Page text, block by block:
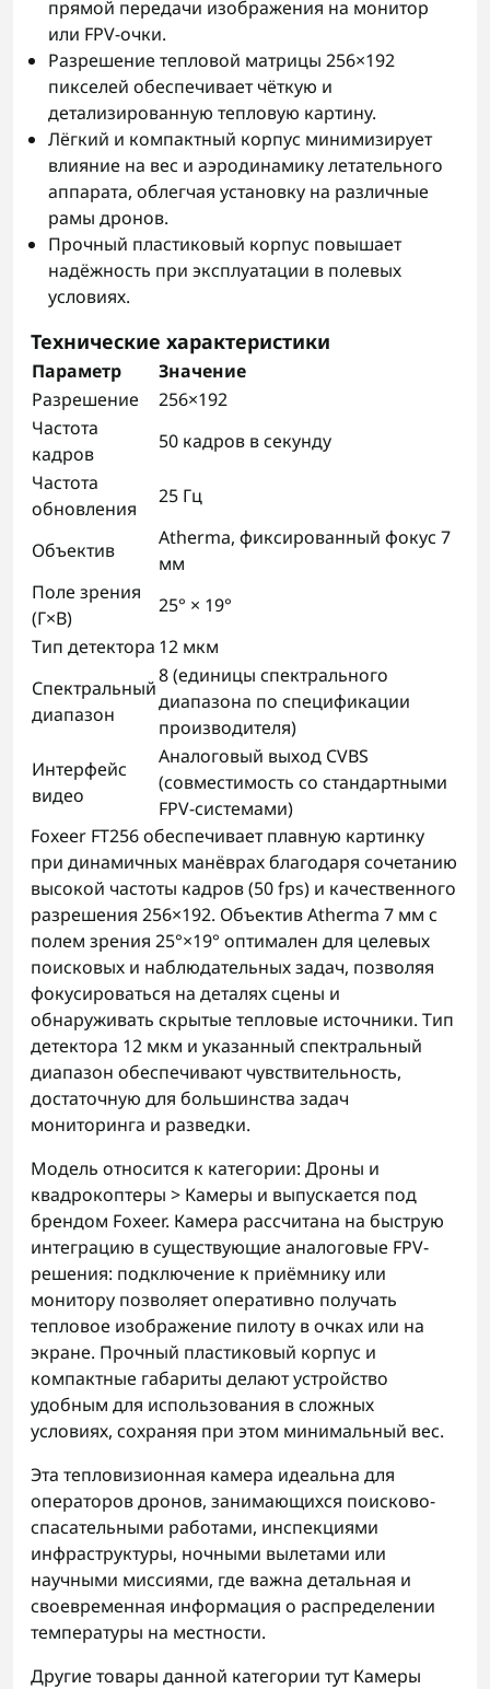
прямой передачи изображения на монитор
или FPV‑очки.
Разрешение тепловой матрицы 256×192
пикселей обеспечивает чёткую и
детализированную тепловую картину.
Лёгкий и компактный корпус минимизирует
влияние на вес и аэродинамику летательного
аппарата, облегчая установку на различные
рамы дронов.
Прочный пластиковый корпус повышает
надёжность при эксплуатации в полевых
условиях.
Технические характеристики
Параметр
Значение
Разрешение
256×192
Частота
кадров
50 кадров в секунду
Частота
обновления
25 Гц
Объектив
Atherma, фиксированный фокус 7
мм
Поле зрения
(Г×В)
25° × 19°
Тип детектора 12 мкм
Спектральный
диапазон
8 (единицы спектрального
диапазона по спецификации
производителя)
Интерфейс
видео
Аналоговый выход CVBS
(совместимость со стандартными
FPV-системами)
Foxeer FT256 обеспечивает плавную картинку
при динамичных манёврах благодаря сочетанию
высокой частоты кадров (50 fps) и качественного
разрешения 256×192. Объектив Atherma 7 мм с
полем зрения 25°×19° оптимален для целевых
поисковых и наблюдательных задач, позволяя
фокусироваться на деталях сцены и
обнаруживать скрытые тепловые источники. Тип
детектора 12 мкм и указанный спектральный
диапазон обеспечивают чувствительность,
достаточную для большинства задач
мониторинга и разведки.
Модель относится к категории: Дроны и
квадрокоптеры > Камеры и выпускается под
брендом Foxeer. Камера рассчитана на быструю
интеграцию в существующие аналоговые FPV-
решения: подключение к приёмнику или
монитору позволяет оперативно получать
тепловое изображение пилоту в очках или на
экране. Прочный пластиковый корпус и
компактные габариты делают устройство
удобным для использования в сложных
условиях, сохраняя при этом минимальный вес.
Эта тепловизионная камера идеальна для
операторов дронов, занимающихся поисково-
спасательными работами, инспекциями
инфраструктуры, ночными вылетами или
научными миссиями, где важна детальная и
своевременная информация о распределении
температуры на местности.
Другие товары данной категории тутКамеры